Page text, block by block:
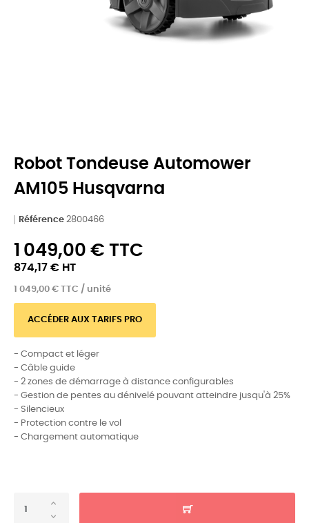
Robot Tondeuse Automower
AM105 Husqvarna
Référence 2800466
1 049,00 € TTC
874,17 € HT
1 049,00 € TTC / unité
ACCÉDER AUX TARIFS PRO
- Compact et léger
- Câble guide
- 2 zones de démarrage à distance configurables
- Gestion de pentes au dénivelé pouvant atteindre jusqu'à 25%
- Silencieux
- Protection contre le vol
- Chargement automatique